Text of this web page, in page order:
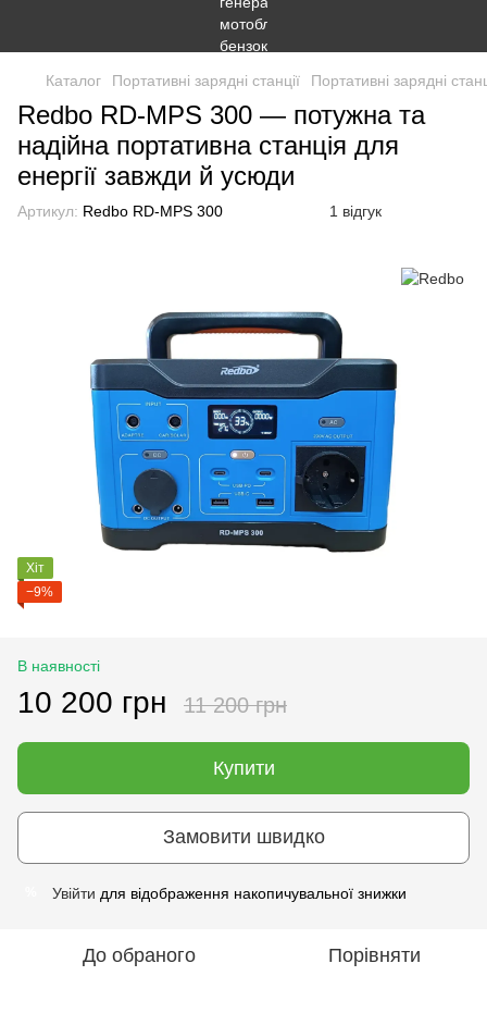
Каталог Портативні зарядні станції Портативні зарядні
Redbo RD-MPS 300 — потужна та
надійна портативна станція для
енергії завжди й усюди
Артикул: Redbo RD-MPS 300 1 відгук
Хіт
−9%
В наявності
10 200 грн 11 200 грн
Купити
Замовити швидко
Увійти для відображення накопичувальної знижки
До обраного Порівняти